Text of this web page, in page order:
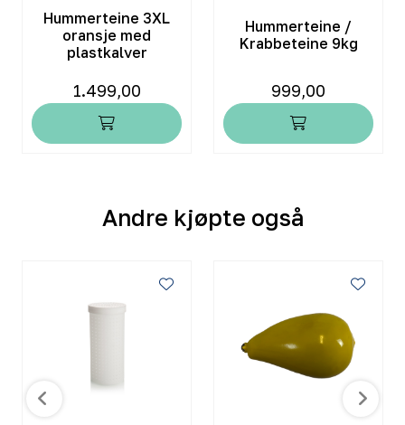
Hummerteine 3XL
oransje med
plastkalver
1.499,00
Hummerteine /
Krabbeteine 9kg
999,00
Andre kjøpte også